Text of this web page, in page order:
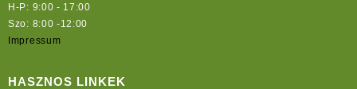
H-P: 9:00 - 17:00
Szo: 8:00 -12:00
Impressum
HASZNOS LINKEK